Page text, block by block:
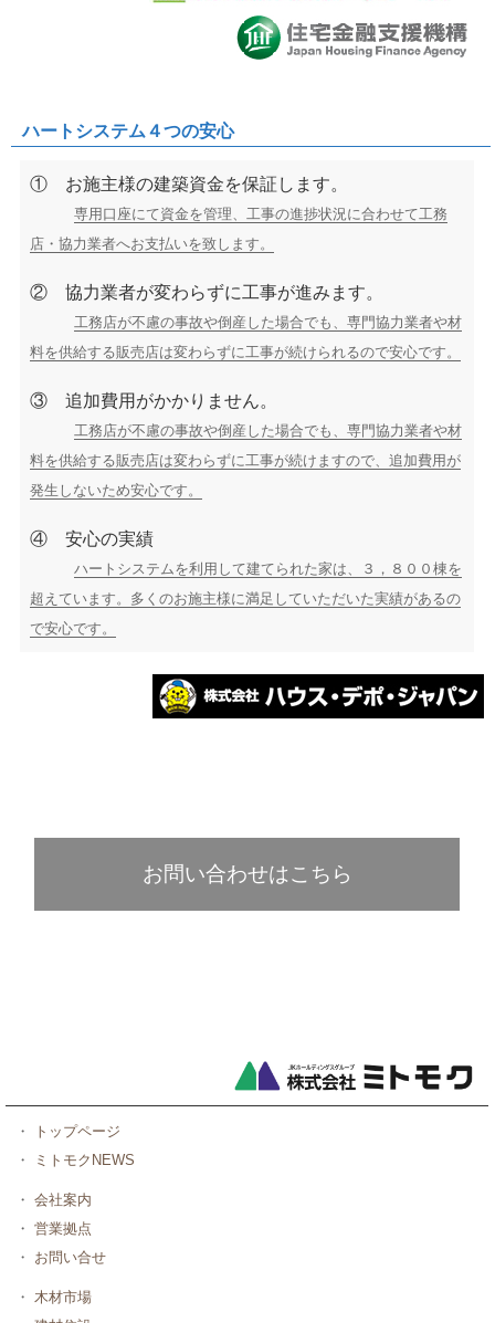
ハートシステム４つの安心
① お施主様の建築資金を保証します。
専用口座にて資金を管理、工事の進捗状況に合わせて工務
店・協力業者へお支払いを致します。
② 協力業者が変わらずに工事が進みます。
工務店が不慮の事故や倒産した場合でも、専門協力業者や材
料を供給する販売店は変わらずに工事が続けられるので安心です。
③ 追加費用がかかりません。
工務店が不慮の事故や倒産した場合でも、専門協力業者や材
料を供給する販売店は変わらずに工事が続けますので、追加費用が
発生しないため安心です。
④ 安心の実績
ハートシステムを利用して建てられた家は、３，８００棟を
超えています。多くのお施主様に満足していただいた実績があるの
で安心です。
お問い合わせはこちら
・
トップページ
・
ミトモクNEWS
・ 会社案内
・ 営業拠点
・
お問い合せ
・ 木材市場